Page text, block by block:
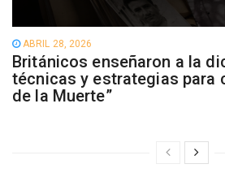
ABRIL 28, 2026
Británicos enseñaron a la
técnicas y estrategias para
de la Muerte”